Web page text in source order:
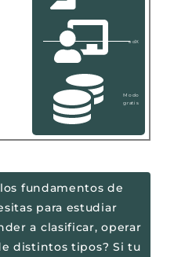
edX
Modo
gratis
fundamentos de
para estudiar
a clasificar, operar
distintos tipos? Si tu